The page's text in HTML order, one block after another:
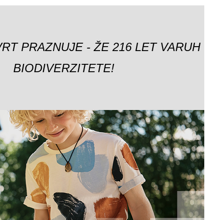
PRAZNUJE - ŽE 216 LET VARUH
BIODIVERZITETE!